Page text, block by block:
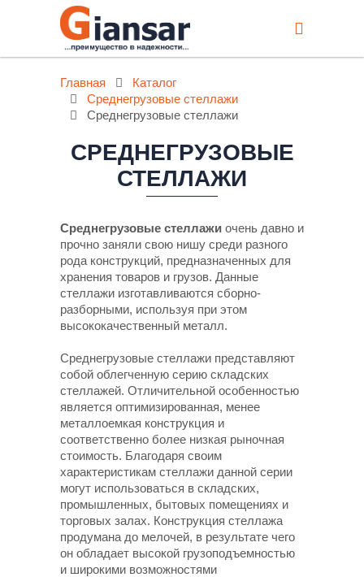
Главная
Каталог
Среднегрузовые стеллажи
Среднегрузовые стеллажи
СРЕДНЕГРУЗОВЫЕ
СТЕЛЛАЖИ
Среднегрузовые стеллажи очень давно и
прочно заняли свою нишу среди разного
рода конструкций, предназначенных для
хранения товаров и грузов. Данные
стеллажи изготавливаются сборно-
разборными, используя при этом
высококачественный металл.
Среднегрузовые стеллажи представляют
собой облегченную серию складских
стеллажей. Отличительной особенностью
является оптимизированная, менее
металлоемкая конструкция и
соответственно более низкая рыночная
стоимость. Благодаря своим
характеристикам стеллажи данной серии
могут использоваться в складских,
промышленных, бытовых помещениях и
торговых залах. Конструкция стеллажа
продумана до мелочей, в результате чего
он обладает высокой грузоподъемностью
и широкими возможностями